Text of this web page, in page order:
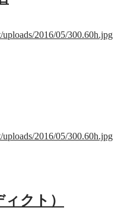
2016/05/300.60h.jpg
2016/05/300.60h.jpg
クト）